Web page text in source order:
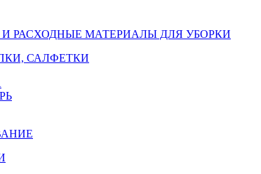
РАСХОДНЫЕ МАТЕРИАЛЫ ДЛЯ УБОРКИ
САЛФЕТКИ